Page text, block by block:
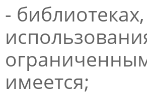
-
имеется;